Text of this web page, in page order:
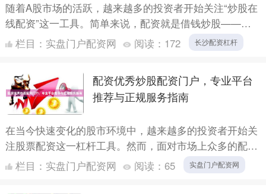
随着A股市场的活跃，越来越多的投资者开始关注“炒股在
线配资”这一工具。简单来说，配资就是借钱炒股——投
资者只需提供少量保证金，平台按比例放大资金供其交
易。这种方....
栏目： 实盘门户配资网 阅读： 172 长沙配资杠杆
配资优秀炒股配资门户，专业平台
推荐与正规服务指南
在当今快速变化的股市环境中，越来越多的投资者开始关
注股票配资这一杠杆工具。然而，面对市场上众多的配资
平台，如何选择一个**安全、正规、专业**的配资门户成
为投资....
栏目： 实盘门户配资网 阅读： 65 实盘门户配资网